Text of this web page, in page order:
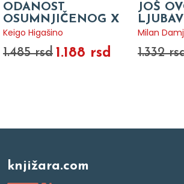
ODANOST
OSUMNJIČENOG X
Keigo Higašino
1.485 rsd 1.188 rsd
JOŠ
LJUBAV
Milan
1.332
knjižara.com